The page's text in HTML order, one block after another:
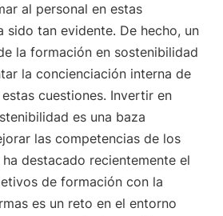
al personal en estas
sido tan evidente. De hecho, un
la formación en sostenibilidad
la concienciación interna de
cuestiones. Invertir en
es una baza
las competencias de los
destacado recientemente el
de formación con la
es un reto en el entorno